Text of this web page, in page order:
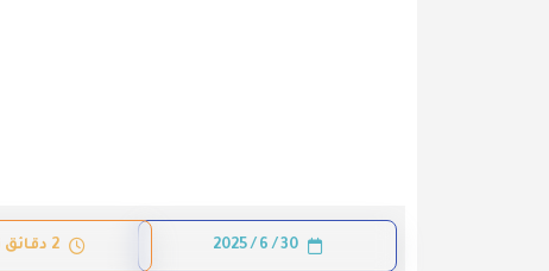
30 / 6 / 2025 2 دقائق قراءة